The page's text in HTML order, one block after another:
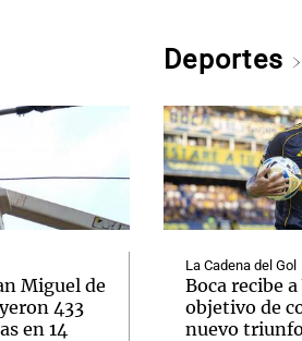
Miguel de
433
en 14
Deportes
La Cadena del Gol
Boca recibe
objetivo de
nuevo triunfo